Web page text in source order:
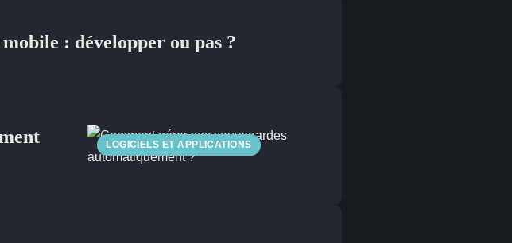
: développer ou pas ?
LOGICIELS ET APPLICATIONS